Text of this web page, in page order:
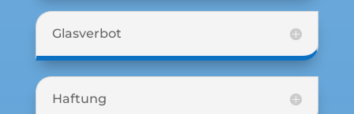
Glasverbot
Haftung